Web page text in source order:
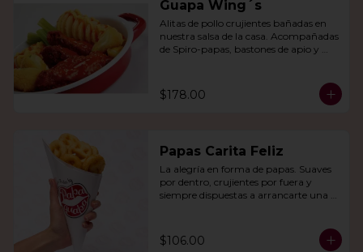
Guapa Wing´s
Alitas de pollo crujientes bañadas en
nuestra salsa de la casa. Acompañadas
de Spiro-papas, bastones de apio y
$178.00
Papas Carita Feliz
La alegría en forma de papas. Suaves
por dentro, crujientes por fuera y
siempre dispuestas a arrancarte una
$106.00